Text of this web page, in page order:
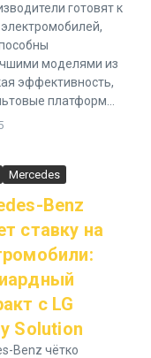
готовят к
моделями из
эффективность,
платформ...
Mercedes
Benz
ставку на
с LG
Solution
Benz чётко